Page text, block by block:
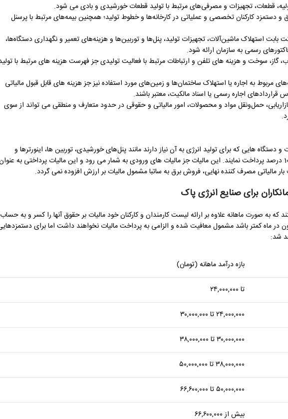
قطعات، تجهیزات و مصرفی‌های مرتبط با تولید قطعات خورشیدی و بادی می شود.
دستمزد کارکنان تخصصی و عملیاتی در کارخانه‌ها و خطوط تولید؛ همچنین بیمه‌های مرتبط با پرسنل
استهلاک ماشین‌آلات، تجهیزات تولید، پنل‌ها و توربین‌ها و هزینه‌های تعمیر و نگهداری دستگاه‌ها،
رسمی به سازمان ارائه شود.
سوخت و هزینه ‌های تلفن و ارتباطات مرتبط با فعالیت تولیدی جز فهرست هزینه های مرتبط با
مربوط به اجاره یا استهلاک ساختمان‌ها و زمین‌های مورد استفاده نیز جز هزینه های قابل قبول مالیاتی
اجاره رسمی یا اسناد مالکیت، معتبر باشند.
حمل‌ونقل مواد و محصولات، امور مالیاتی و حقوقی در حدود متعارف و منطقی می تواند از سوی
هایی که برای تولید انرژی به آن نیاز دارند مانند پنل‌های خورشیدی، توربین ‌ها، اینورترها و
باتری‌ها موظف هستند که مالیات بر ارزش افزوده را با نرخ 10 درصد پرداخت نمایند. این مالیات جز مالیات های ورودی به شمار می رود و این مالیات پرداختی به
بار مالیاتی مصرف کننده نهایی، فروش برق به ساتبا مشمول مالیات بر ارزش افزوده نمی گردد.
برای صنایع انرژی پاک
صورت ماهانه علاوه بر ارائه لیست کارمندان و کارکنان خود مالیات بر حقوق آنها را کسر و به حساب
مالیات پرداخت نمایند. اگر حقوق کارکنان از 24 میلیون در ماه کمتر باشد مشمول معافیت شده و الزامی به پرداخت مالیات نخواهند داشت اما برای
شد:
بازه درآمد ماهانه (تومان)
تا ۲۴,۰۰۰,۰۰۰
۲۴,۰۰۰,۰۰۰ تا ۳۰,۰۰۰,۰۰۰
۳۰,۰۰۰,۰۰۰ تا ۳۸,۰۰۰,۰۰۰
۳۸,۰۰۰,۰۰۰ تا ۵۰,۰۰۰,۰۰۰
۵۰,۰۰۰,۰۰۰ تا ۶۶,۶۰۰,۰۰۰
بیش از ۶۶,۶۰۰,۰۰۰